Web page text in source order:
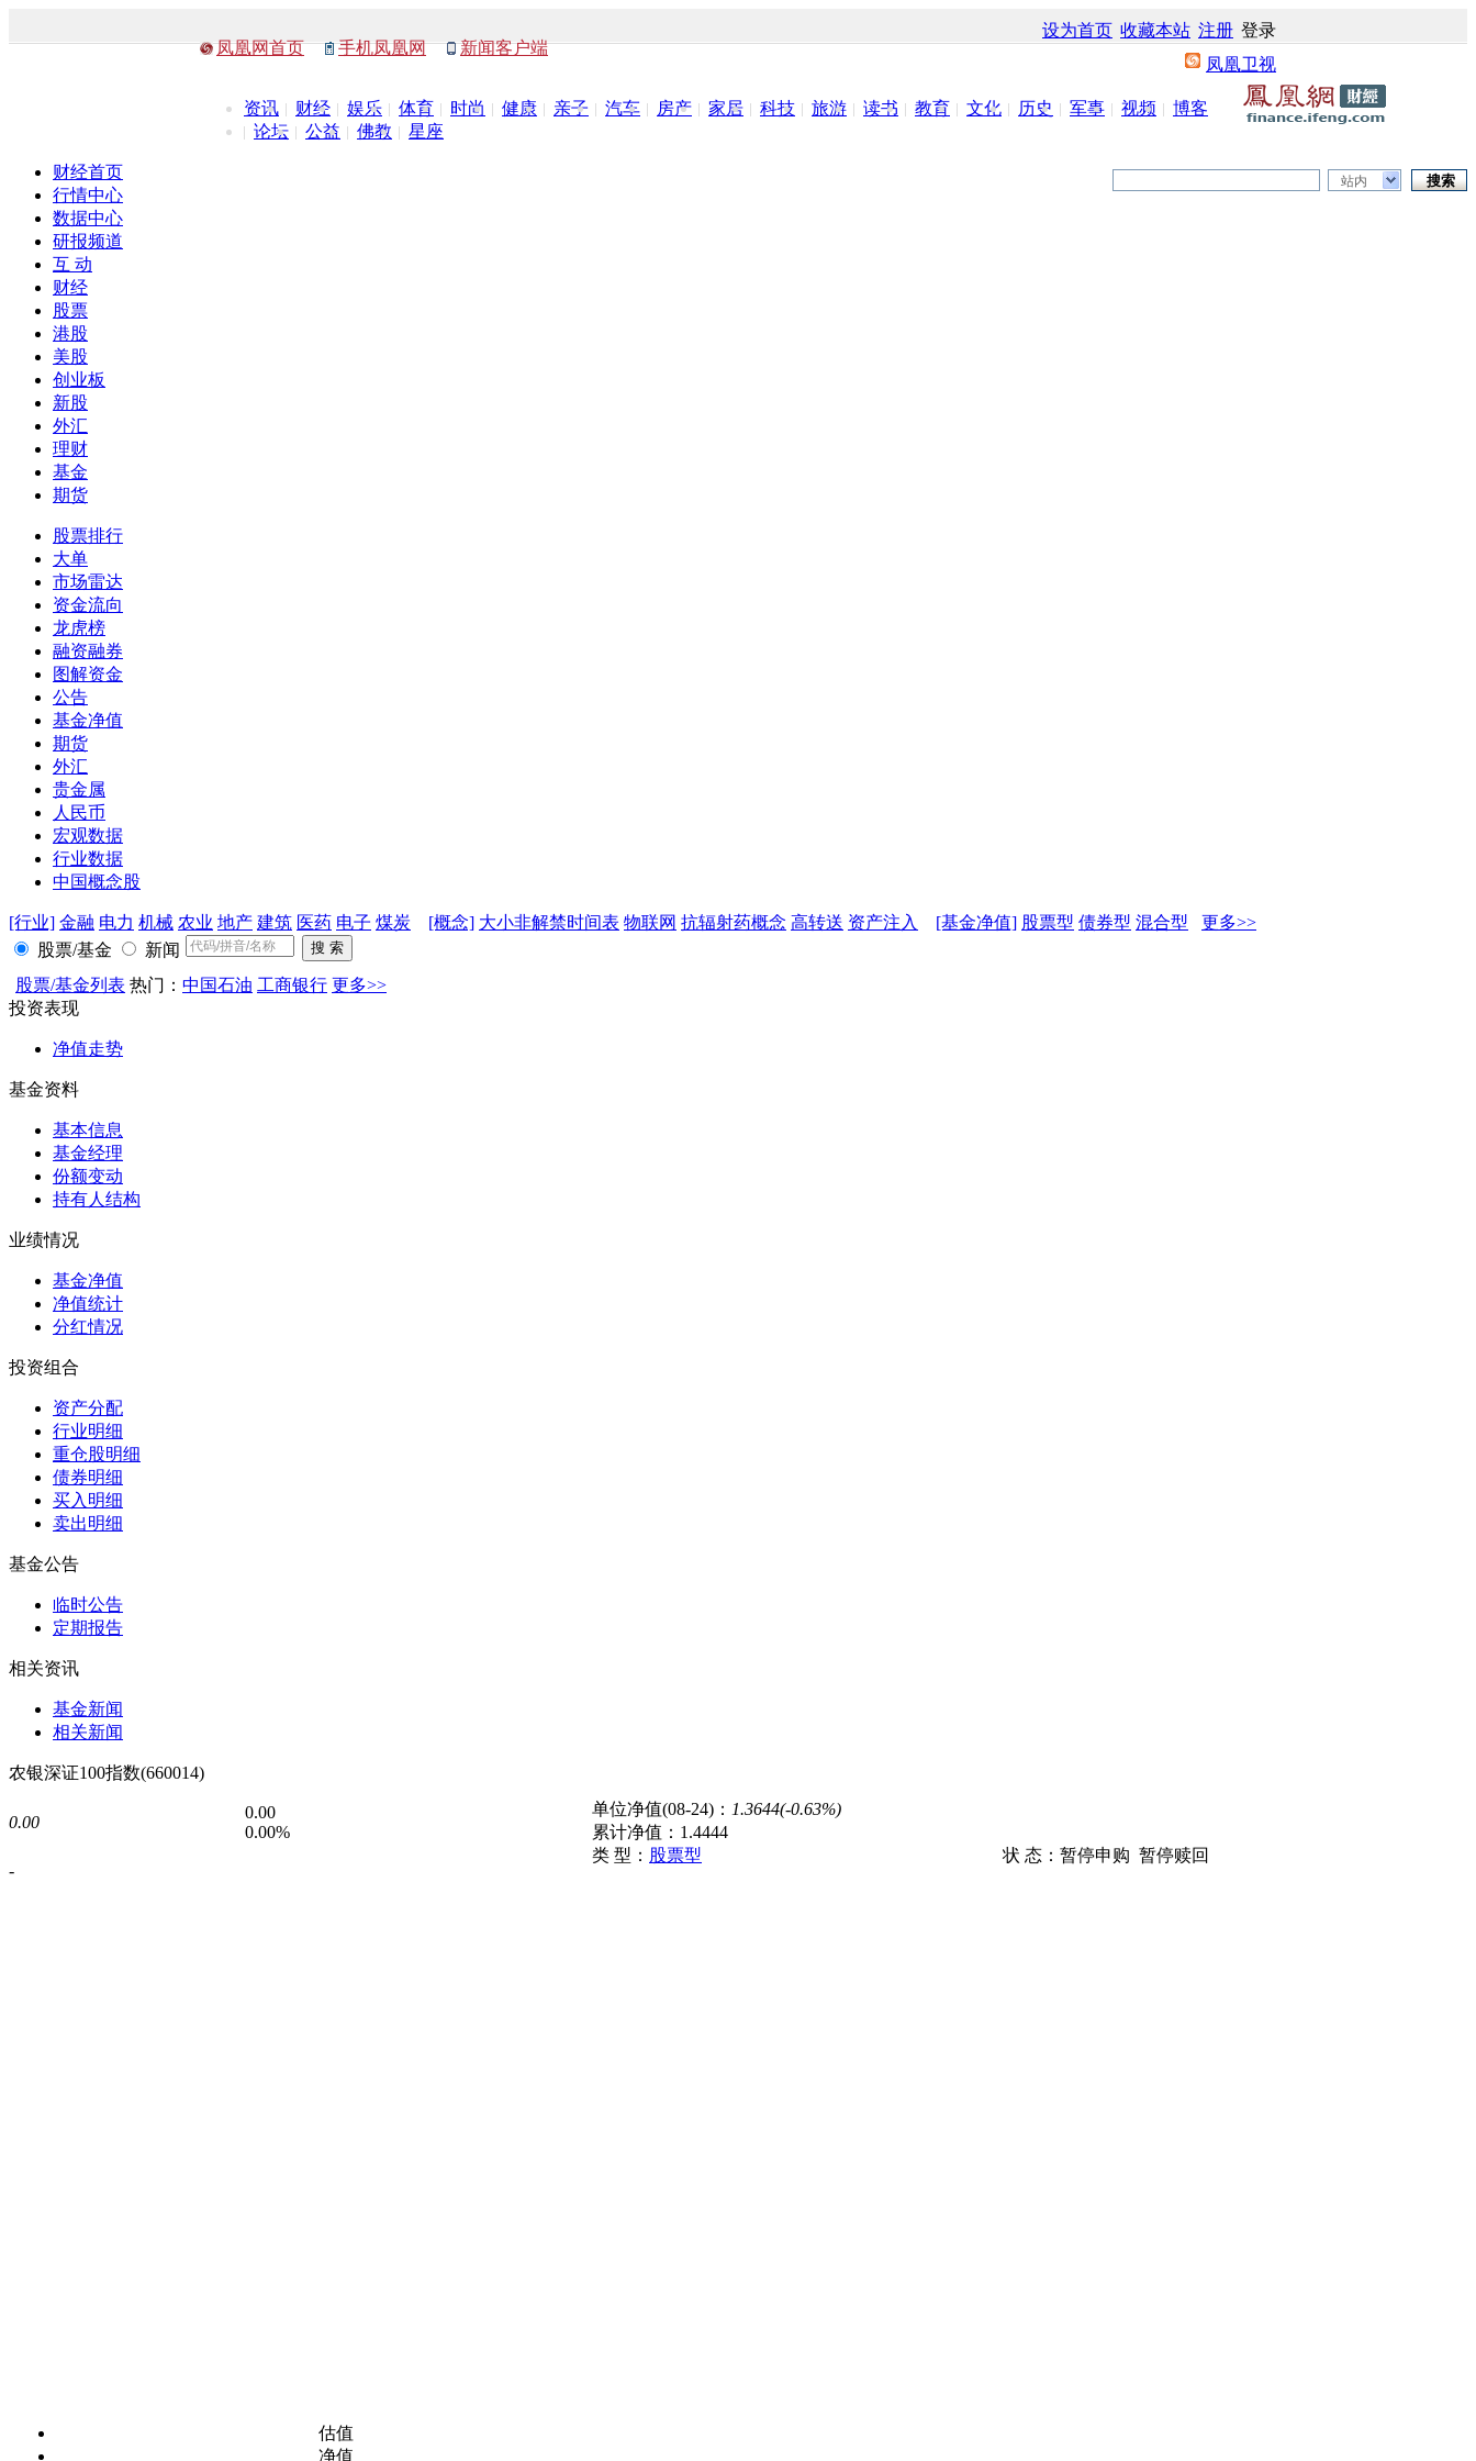
凤凰网首页 手机凤凰网 新闻客户端
设为首页 收藏本站 注册 登录
凤凰卫视
资讯 财经 娱乐 体育 时尚 健康 亲子 汽车 房产 家居 科技 旅游 读书 教育 文化 历史 军事 视频
博客
论坛
公益 佛教 星座
站内
财经首页
行情中心
数据中心
研报频道
互 动
财经
股票
港股
美股
创业板
新股
外汇
理财
基金
期货
股票排行
大单
市场雷达
资金流向
龙虎榜
融资融券
图解资金
公告
基金净值
期货
外汇
贵金属
人民币
宏观数据
行业数据
中国概念股
[行业] 金融 电力 机械 农业 地产 建筑 医药 电子 煤炭 [概念] 大小非解禁时间表 物联网 抗辐射药概念 高转送 资产注入 [基金净值] 股票型 债券型 混合型
更多>>
股票/基金
新闻
股票/基金列表 热门： 中国石油 工商银行 更多>>
投资表现
净值走势
基金资料
基本信息
基金经理
份额变动
持有人结构
业绩情况
基金净值
净值统计
分红情况
投资组合
资产分配
行业明细
重仓股明细
债券明细
买入明细
卖出明细
基金公告
临时公告
定期报告
相关资讯
基金新闻
相关新闻
农银深证100指数(660014)
0.00
0.00
0.00%
-
单位净值(08-24)： 1.3644(-0.63%)
累计净值： 1.4444
类 型： 股票型 状 态： 暂停申购 暂停赎回
估值
净值